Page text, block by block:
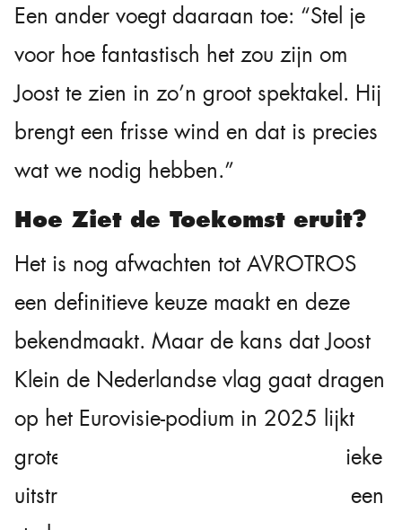
Een ander voegt daaraan toe: “Stel je
voor hoe fantastisch het zou zijn om
Joost te zien in zo’n groot spektakel. Hij
brengt een frisse wind en dat is precies
wat we nodig hebben.”
Hoe Ziet de Toekomst eruit?
Het is nog afwachten tot AVROTROS
een definitieve keuze maakt en deze
bekendmaakt. Maar de kans dat Joost
Klein de Nederlandse vlag gaat dragen
op het Eurovisie-podium in 2025 lijkt
groter dan ooit. Zijn populariteit, unieke
uitstraling en creativiteit maken hem een